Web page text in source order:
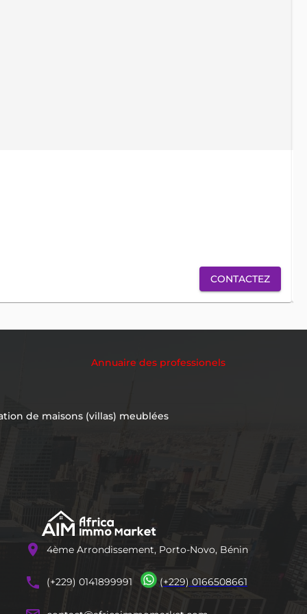
CONTACTEZ
Annuaire des professionels
de maisons (villas) meublées
location_on 4ème Arrondissement, Porto-Novo, Bénin
phones(+229) 0141899991 (+229) 0166508661